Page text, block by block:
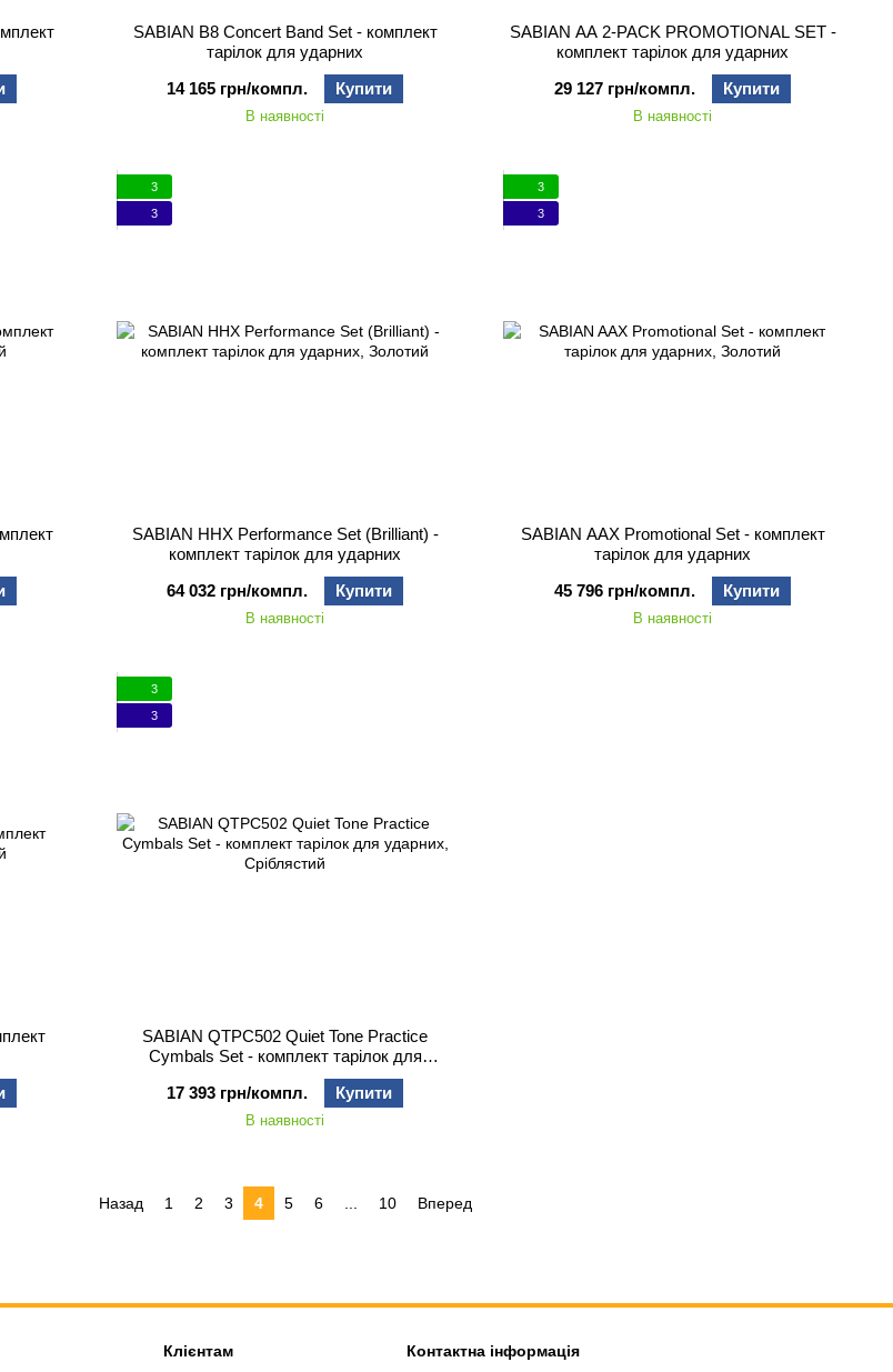
SABIAN B8 Concert Band Set - комплект
тарілок для ударних
14 165 грн/компл.
Купити
В наявності
SABIAN AA 2-PACK PROMOTIONAL SET -
комплект тарілок для ударних
29 127 грн/компл.
Купити
В наявності
3
3
SABIAN HHX Performance Set (Brilliant) -
комплект тарілок для ударних
64 032 грн/компл.
Купити
В наявності
3
3
SABIAN AAX Promotional Set - комплект
тарілок для ударних
45 796 грн/компл.
Купити
В наявності
3
3
SABIAN QTPC502 Quiet Tone Practice
Cymbals Set - комплект тарілок для
17 393 грн/компл.
Купити
В наявності
Назад 1 2 3 4 5 6 10 Вперед
Клієнтам Контактна інформація